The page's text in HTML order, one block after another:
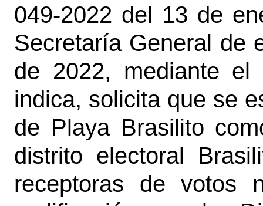
049-2022 del 13 de
Secretaría General de
de 2022, mediante
indica, solicita que se
de Playa Brasilito
distrito electoral
receptoras de votos